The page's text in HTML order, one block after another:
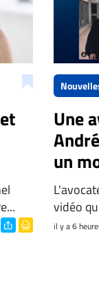
Une
un
une
«
vidéo
il y a 6